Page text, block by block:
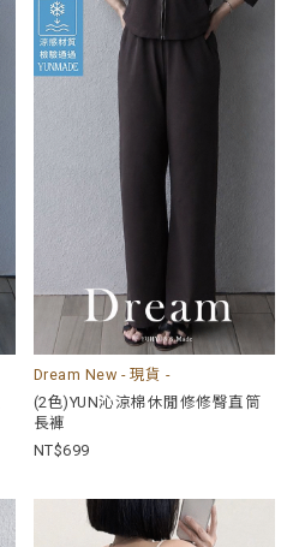
Dream New - 現貨 -
(2色)YUN沁涼棉休閒修修臀直筒
長褲
699